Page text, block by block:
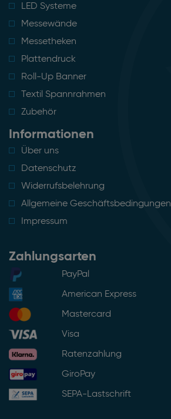
LED Systeme
Messewände
Messetheken
Plattendruck
Roll-Up Banner
Textil Spannrahmen
Zubehör
Informationen
Über uns
Datenschutz
Widerrufsbelehrung
Allgemeine Geschäftsbedingungen
Impressum
Zahlungsarten
PayPal
American Express
Mastercard
Visa
Ratenzahlung
GiroPay
SEPA-Lastschrift